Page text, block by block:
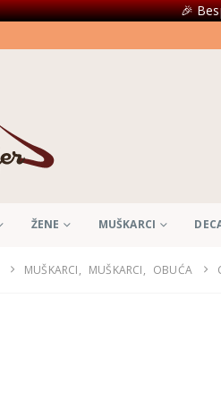
🎉
ŽENE MUŠKARCI
MUŠKARCI, MUŠKARCI, OBUĆA